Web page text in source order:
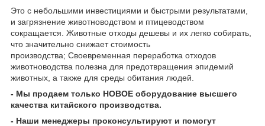
Это с небольшими инвестициями и быстрыми результатами,
и загрязнение животноводством и птицеводством
сокращается. Животные отходы дешевы и их легко собирать,
что значительно снижает стоимость
производства; Своевременная переработка отходов
животноводства полезна для предотвращения эпидемий
животных, а также для среды обитания людей.
- Мы продаем только НОВОЕ оборудование высшего
качества китайского производства.
- Наши менеджеры проконсультируют и помогут